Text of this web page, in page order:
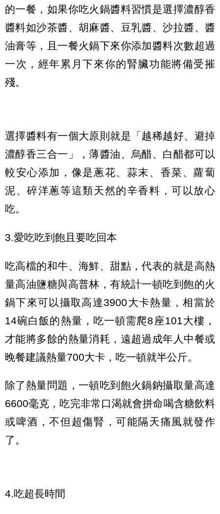
的一餐，如果你吃火鍋醬料習慣是選擇濃醇香
醬料如沙茶醬、胡麻醬、豆乳醬、沙拉醬、醬
油膏等，且一餐火鍋下來你添加醬料次數超過
一次，經年累月下來你的腎臟功能將備受摧
殘。
選擇醬料有一個大原則就是「越稀越好、避掉
濃醇香三合一」，薄醬油、烏醋、白醋都可以
較安心添加，像是蔥花、蒜末、香菜、蘿蔔
泥、碎洋蔥等這類天然的辛香料，可以放心
吃。
3.愛吃吃到飽且要吃回本
吃高檔的和牛、海鮮、甜點，代表的就是高熱
量高油鹽糖與高普林，有統計一頓吃到飽的火
鍋下來可以攝取高達3900大卡熱量，相當於
14碗白飯的熱量，吃一頓需爬8座101大樓，
才能將多餘的熱量消耗，遠超過成年人中餐或
晚餐建議熱量700大卡，吃一頓就半公斤。
除了熱量問題，一頓吃到飽火鍋鈉攝取量高達
6600毫克，吃完非常口渴就會拼命喝含糖飲料
或啤酒，不但超傷腎，可能隔天痛風就發作
了。
4.吃超長時間